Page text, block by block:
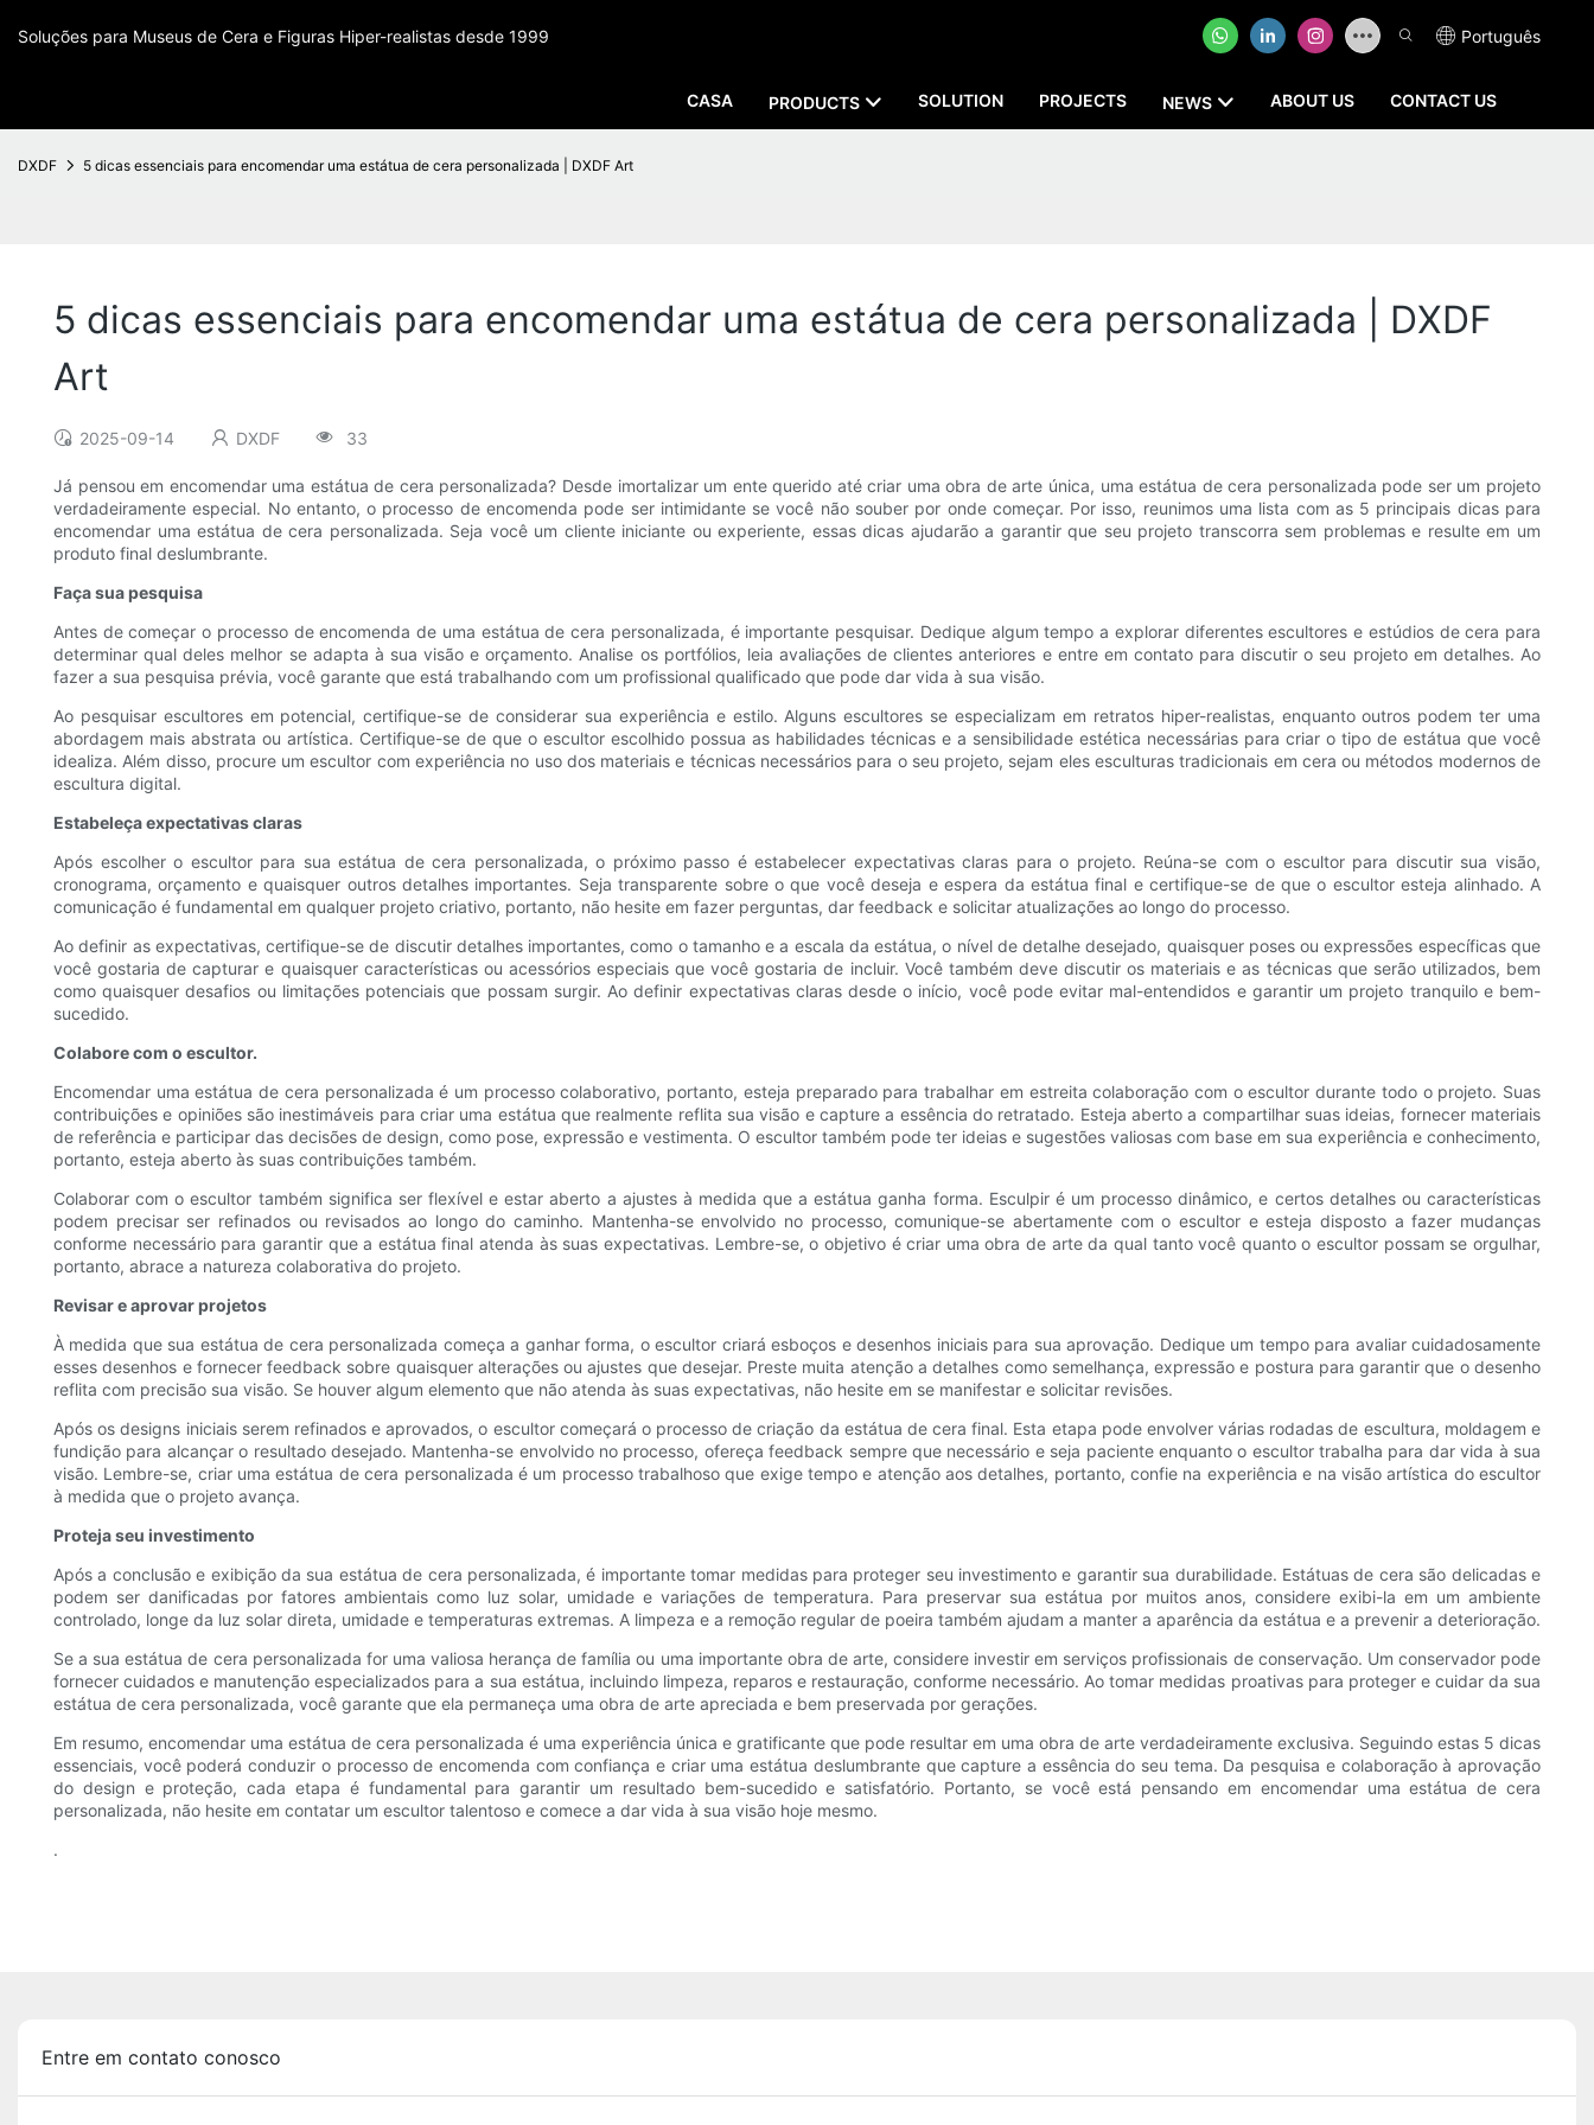
Soluções para Museus de Cera e Figuras Hiper-realistas desde 1999 Português
CASA PRODUCTS SOLUTION PROJECTS NEWS ABOUT US CONTACT US
DXDF 5 dicas essenciais para encomendar uma estátua de cera personalizada | DXDF Art
5 dicas essenciais para encomendar uma estátua de cera personalizada | DXDF
Art
2025-09-14 DXDF 33
Já pensou em encomendar uma estátua de cera personalizada? Desde imortalizar um ente querido até criar uma obra de arte única, uma estátua de cera personalizada pode ser um projeto
verdadeiramente especial. No entanto, o processo de encomenda pode ser intimidante se você não souber por onde começar. Por isso, reunimos uma lista com as 5 principais dicas para
encomendar uma estátua de cera personalizada. Seja você um cliente iniciante ou experiente, essas dicas ajudarão a garantir que seu projeto transcorra sem problemas e resulte em um
produto final deslumbrante.
Faça sua pesquisa
Antes de começar o processo de encomenda de uma estátua de cera personalizada, é importante pesquisar. Dedique algum tempo a explorar diferentes escultores e estúdios de cera para
determinar qual deles melhor se adapta à sua visão e orçamento. Analise os portfólios, leia avaliações de clientes anteriores e entre em contato para discutir o seu projeto em detalhes. Ao
fazer a sua pesquisa prévia, você garante que está trabalhando com um profissional qualificado que pode dar vida à sua visão.
Ao pesquisar escultores em potencial, certifique-se de considerar sua experiência e estilo. Alguns escultores se especializam em retratos hiper-realistas, enquanto outros podem ter uma
abordagem mais abstrata ou artística. Certifique-se de que o escultor escolhido possua as habilidades técnicas e a sensibilidade estética necessárias para criar o tipo de estátua que você
idealiza. Além disso, procure um escultor com experiência no uso dos materiais e técnicas necessários para o seu projeto, sejam eles esculturas tradicionais em cera ou métodos modernos de
escultura digital.
Estabeleça expectativas claras
Após escolher o escultor para sua estátua de cera personalizada, o próximo passo é estabelecer expectativas claras para o projeto. Reúna-se com o escultor para discutir sua visão,
cronograma, orçamento e quaisquer outros detalhes importantes. Seja transparente sobre o que você deseja e espera da estátua final e certifique-se de que o escultor esteja alinhado. A
comunicação é fundamental em qualquer projeto criativo, portanto, não hesite em fazer perguntas, dar feedback e solicitar atualizações ao longo do processo.
Ao definir as expectativas, certifique-se de discutir detalhes importantes, como o tamanho e a escala da estátua, o nível de detalhe desejado, quaisquer poses ou expressões específicas que
você gostaria de capturar e quaisquer características ou acessórios especiais que você gostaria de incluir. Você também deve discutir os materiais e as técnicas que serão utilizados, bem
como quaisquer desafios ou limitações potenciais que possam surgir. Ao definir expectativas claras desde o início, você pode evitar mal-entendidos e garantir um projeto tranquilo e bem-
sucedido.
Colabore com o escultor.
Encomendar uma estátua de cera personalizada é um processo colaborativo, portanto, esteja preparado para trabalhar em estreita colaboração com o escultor durante todo o projeto. Suas
contribuições e opiniões são inestimáveis ​​para criar uma estátua que realmente reflita sua visão e capture a essência do retratado. Esteja aberto a compartilhar suas ideias, fornecer materiais
de referência e participar das decisões de design, como pose, expressão e vestimenta. O escultor também pode ter ideias e sugestões valiosas com base em sua experiência e conhecimento,
portanto, esteja aberto às suas contribuições também.
Colaborar com o escultor também significa ser flexível e estar aberto a ajustes à medida que a estátua ganha forma. Esculpir é um processo dinâmico, e certos detalhes ou características
podem precisar ser refinados ou revisados ​​ao longo do caminho. Mantenha-se envolvido no processo, comunique-se abertamente com o escultor e esteja disposto a fazer mudanças
conforme necessário para garantir que a estátua final atenda às suas expectativas. Lembre-se, o objetivo é criar uma obra de arte da qual tanto você quanto o escultor possam se orgulhar,
portanto, abrace a natureza colaborativa do projeto.
Revisar e aprovar projetos
À medida que sua estátua de cera personalizada começa a ganhar forma, o escultor criará esboços e desenhos iniciais para sua aprovação. Dedique um tempo para avaliar cuidadosamente
esses desenhos e fornecer feedback sobre quaisquer alterações ou ajustes que desejar. Preste muita atenção a detalhes como semelhança, expressão e postura para garantir que o desenho
reflita com precisão sua visão. Se houver algum elemento que não atenda às suas expectativas, não hesite em se manifestar e solicitar revisões.
Após os designs iniciais serem refinados e aprovados, o escultor começará o processo de criação da estátua de cera final. Esta etapa pode envolver várias rodadas de escultura, moldagem e
fundição para alcançar o resultado desejado. Mantenha-se envolvido no processo, ofereça feedback sempre que necessário e seja paciente enquanto o escultor trabalha para dar vida à sua
visão. Lembre-se, criar uma estátua de cera personalizada é um processo trabalhoso que exige tempo e atenção aos detalhes, portanto, confie na experiência e na visão artística do escultor
à medida que o projeto avança.
Proteja seu investimento
Após a conclusão e exibição da sua estátua de cera personalizada, é importante tomar medidas para proteger seu investimento e garantir sua durabilidade. Estátuas de cera são delicadas e
podem ser danificadas por fatores ambientais como luz solar, umidade e variações de temperatura. Para preservar sua estátua por muitos anos, considere exibi-la em um ambiente
controlado, longe da luz solar direta, umidade e temperaturas extremas. A limpeza e a remoção regular de poeira também ajudam a manter a aparência da estátua e a prevenir a deterioração.
Se a sua estátua de cera personalizada for uma valiosa herança de família ou uma importante obra de arte, considere investir em serviços profissionais de conservação. Um conservador pode
fornecer cuidados e manutenção especializados para a sua estátua, incluindo limpeza, reparos e restauração, conforme necessário. Ao tomar medidas proativas para proteger e cuidar da sua
estátua de cera personalizada, você garante que ela permaneça uma obra de arte apreciada e bem preservada por gerações.
Em resumo, encomendar uma estátua de cera personalizada é uma experiência única e gratificante que pode resultar em uma obra de arte verdadeiramente exclusiva. Seguindo estas 5 dicas
essenciais, você poderá conduzir o processo de encomenda com confiança e criar uma estátua deslumbrante que capture a essência do seu tema. Da pesquisa e colaboração à aprovação
do design e proteção, cada etapa é fundamental para garantir um resultado bem-sucedido e satisfatório. Portanto, se você está pensando em encomendar uma estátua de cera
personalizada, não hesite em contatar um escultor talentoso e comece a dar vida à sua visão hoje mesmo.
.
Entre em contato conosco